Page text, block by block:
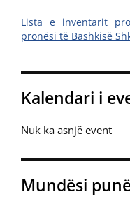
Lista e inventarit
pronësi të Bashkisë
Kalendari i
Nuk ka asnjë event
Mundësi